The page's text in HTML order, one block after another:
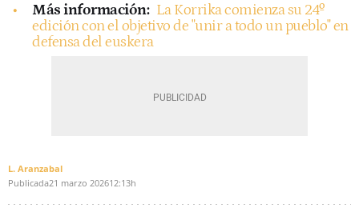
Más información: La Korrika comienza su 24º
edición con el objetivo de "unir a todo un pueblo" en
defensa del euskera
L. Aranzabal
Publicada21 marzo 202612:13h